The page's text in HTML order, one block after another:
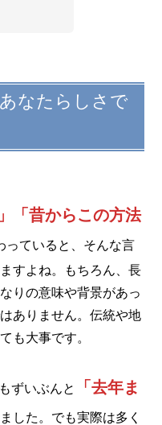
なたらしさで
「昔からこの方法
ていると、そんな言
すよね。もちろん、長
りの意味や背景があっ
ありません。伝統や地
も大事です。
ずいぶんと
「去年ま
した。でも実際は多く